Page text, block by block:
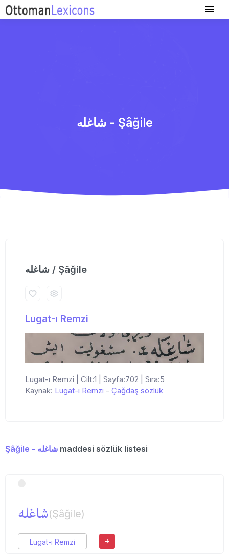
شاغله - Şâğile
شاغله / Şâğile
Lugat-ı Remzi
Lugat-ı Remzi | Cilt:1 | Sayfa:702 | Sıra:5
Kaynak: Lugat-ı Remzi - Çağdaş sözlük
Şâğile - شاغله maddesi sözlük listesi
شاغله(Şâğile)
Lugat-ı Remzi